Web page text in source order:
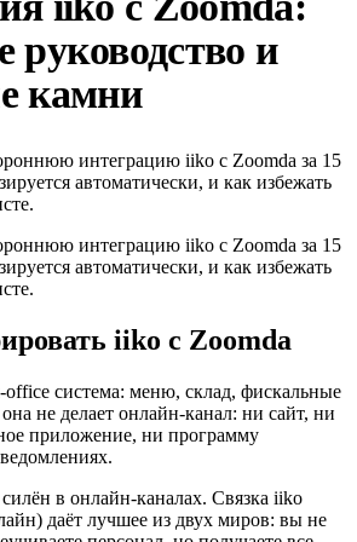
руководство и
камни
интеграцию iiko с Zoomda за 15
автоматически, и как избежать
интеграцию iiko с Zoomda за 15
автоматически, и как избежать
iiko с Zoomda
система: меню, склад, фискальные
не делает онлайн-канал: ни сайт, ни
приложение, ни программу
в онлайн-каналах. Связка iiko
даёт лучшее из двух миров: вы не